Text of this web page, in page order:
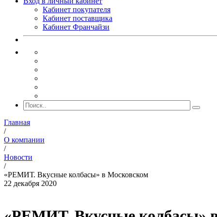
Кабинет покупателя
Кабинет поставщика
Кабинет Франчайзи
Главная
/
О компании
/
Новости
/
«РЕМИТ. Вкусные колбасы» в Московском
22 декабря 2020